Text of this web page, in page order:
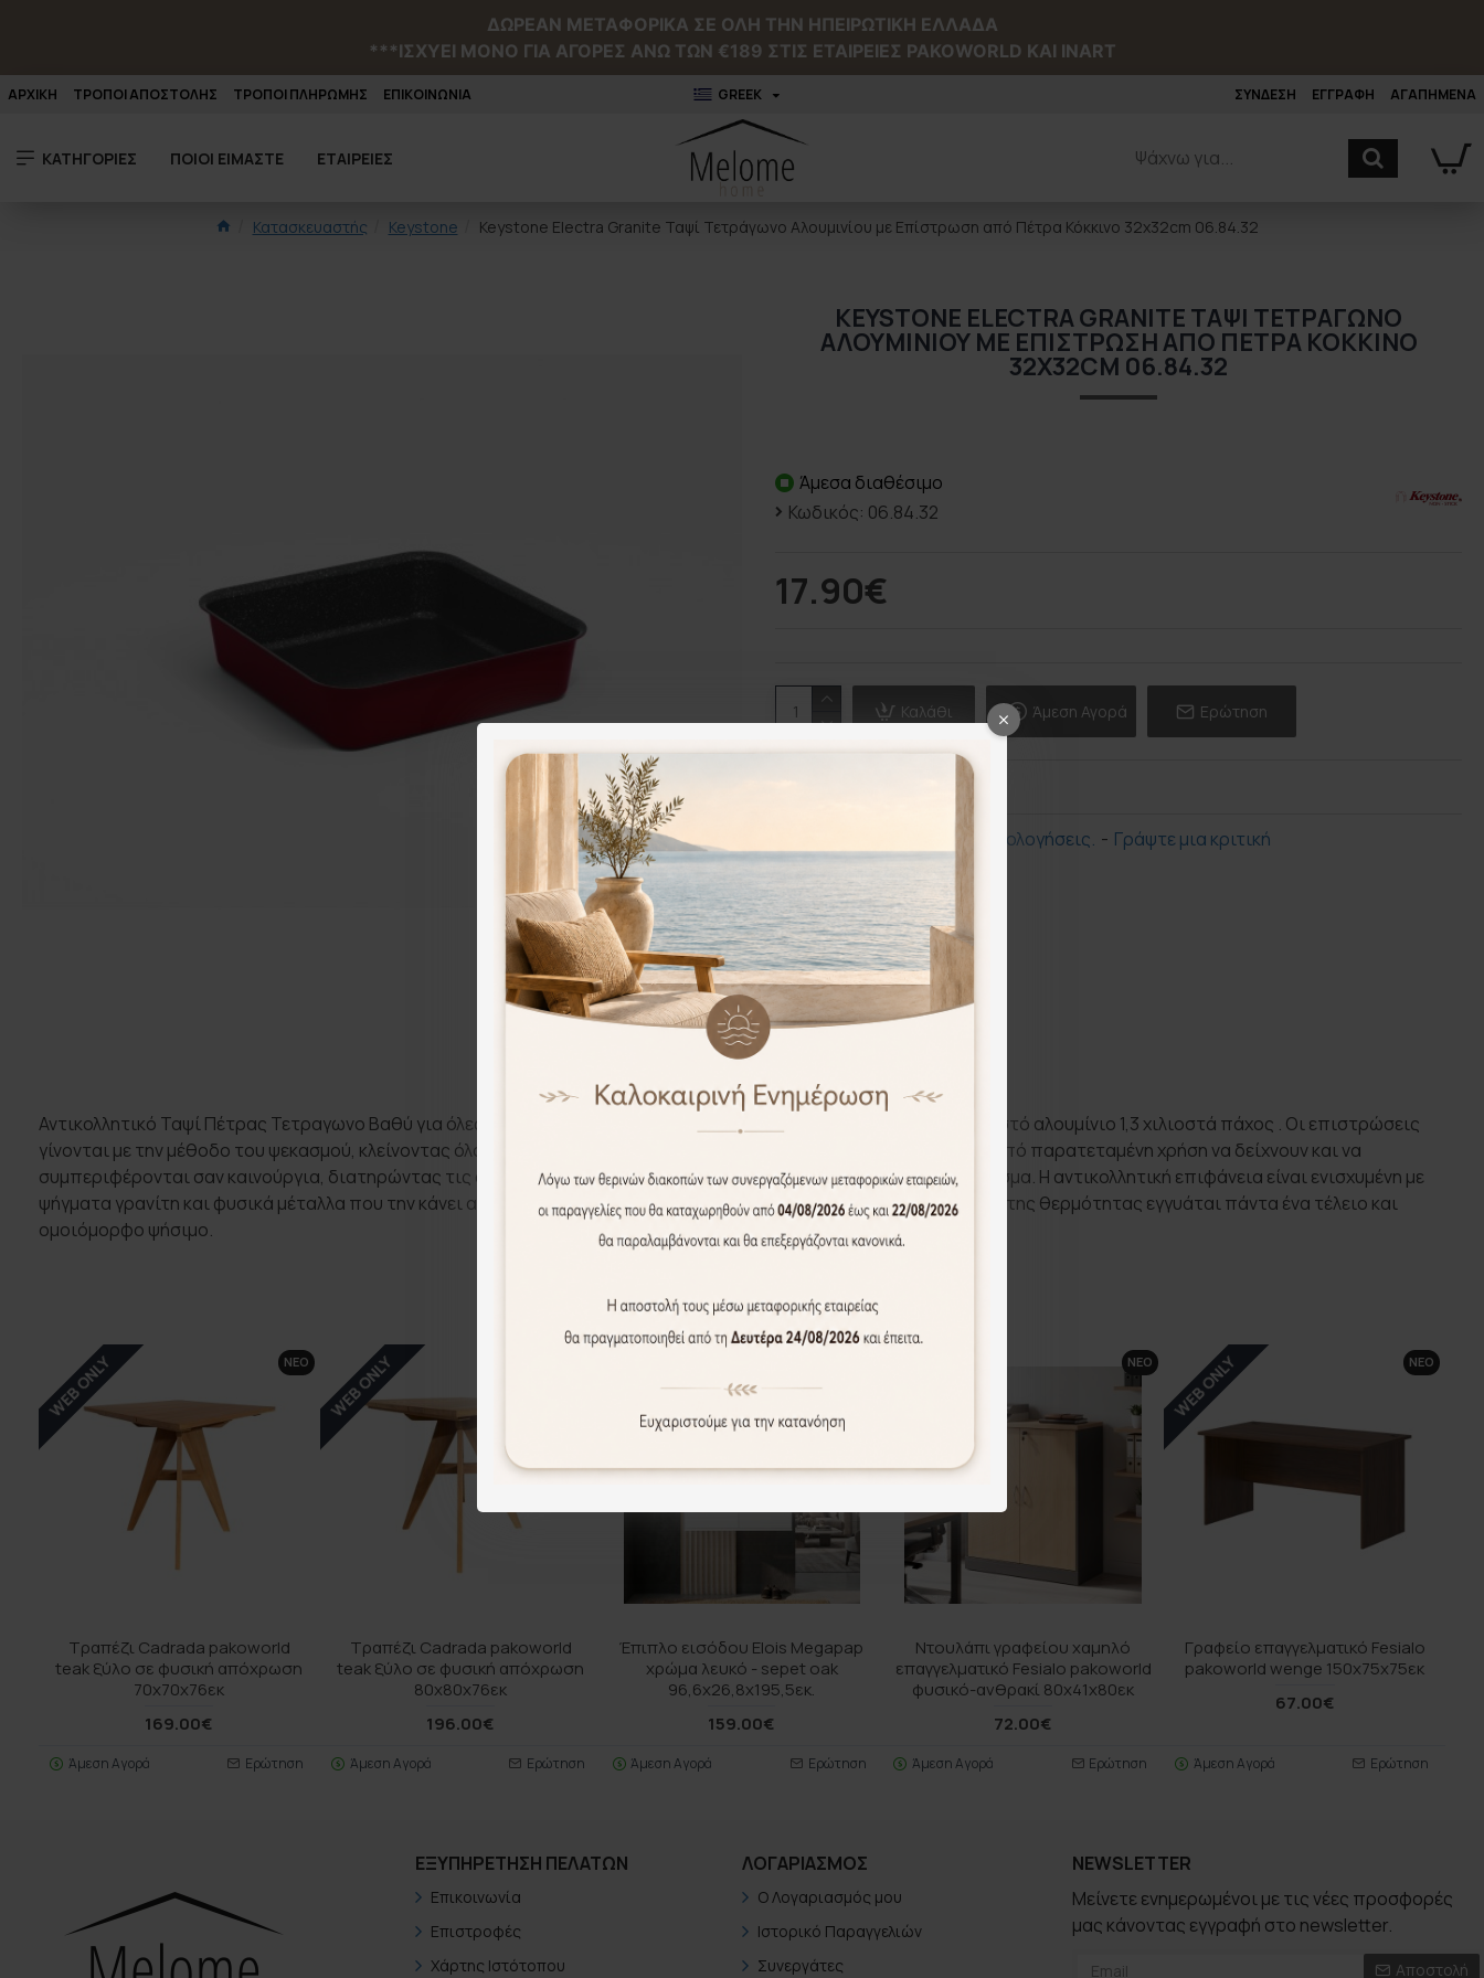
ΔΩΡΕΑΝ ΜΕΤΑΦΟΡΙΚΑ ΣΕ ΟΛΗ ΤΗΝ ΗΠΕΙΡΩΤΙΚΗ ΕΛΛΑΔΑ
***ΙΣΧΥΕΙ MONO ΓΙΑ ΑΓΟΡΕΣ ΑΝΩ ΤΩΝ €189 ΣΤΙΣ ΕΤΑΙΡΕΙΕΣ PAKOWORLD ΚΑΙ INART
ΑΡΧΙΚΗ ΤΡΟΠΟΙ ΑΠΟΣΤΟΛΗΣ ΤΡΟΠΟΙ ΠΛΗΡΩΜΗΣ ΕΠΙΚΟΙΝΩΝΙΑ GREEK ΣΥΝΔΕΣΗ ΕΓΓΡΑΦΗ ΑΓΑΠΗΜΕΝΑ
ΚΑΤΗΓΟΡΙΕΣ ΠΟΙΟΙ ΕΙΜΑΣΤΕ ΕΤΑΙΡΕΙΕΣ
Κατασκευαστής Keystone Keystone Electra Granite Ταψί Τετράγωνο Αλουμινίου με Επίστρωση από Πέτρα Κόκκινο 32x32cm 06.84.32
KEYSTONE ELECTRA GRANITE ΤΑΨΊ ΤΕΤΡΆΓΩΝΟ
ΑΛΟΥΜΙΝΊΟΥ ΜΕ ΕΠΊΣΤΡΩΣΗ ΑΠΌ ΠΈΤΡΑ ΚΌΚΚΙΝΟ
32X32CM 06.84.32
Άμεσα διαθέσιμο
Κωδικός: 06.84.32
Σύμφωνα με 0 αξιολογήσεις. - Γράψτε μια κριτική
17.90€
Καλάθι Άμεση Αγορά Ερώτηση
Αντικολλητικό Ταψί Πέτρας Τετραγωνο Βαθύ για όλες τις χρήσεις στο φούρνο. Είναι κατασκευασμένο από πρεσαριστό αλουμίνιο 1,3 χιλιοστά πάχος . Οι επιστρώσεις
γίνονται με την μέθοδο του ψεκασμού, κλείνοντας όλους τους πόρους, με αποτέλεσμα όλα τα σκεύη ακόμα και μετά από παρατεταμένη χρήση να δείχνουν και να
συμπεριφέρονται σαν καινούργια, διατηρώντας τις αντικολλητικές τους ιδιότητες στο ακέραιο, για εύκολο καθάρισμα. Η αντικολλητική επιφάνεια είναι ενισχυμένη με
ψήγματα γρανίτη και φυσικά μέταλλα που την κάνει ακόμα πιο ανθεκτική σαν πέτρα. Το αλουμίνιο σαν καλός αγωγός της θερμότητας εγγυάται πάντα ένα τέλειο και
ομοιόμορφο ψήσιμο.
Προτίμηση Πελατών
ΝΕΟ
WEB ONLY
Τραπέζι Cadrada pakoworld
teak ξύλο σε φυσική απόχρωση
70x70x76εκ
169.00€
Άμεση Αγορά Ερώτηση
WEB ONLY
Τραπέζι Cadrada pakoworld
teak ξύλο σε φυσική απόχρωση
80x80x76εκ
196.00€
Άμεση Αγορά Ερώτηση
WEB ONLY
Έπιπλο εισόδου Elois Megapap
χρώμα λευκό - sepet oak
96,6x26,8x195,5εκ.
159.00€
Άμεση Αγορά Ερώτηση
ΝΕΟ
Ντουλάπι γραφείου χαμηλό
επαγγελματικό Fesialo pakoworld
φυσικό-ανθρακί 80x41x80εκ
72.00€
Άμεση Αγορά Ερώτηση
ΝΕΟ
WEB ONLY
Γραφείο επαγγελματικό Fesialo
pakoworld wenge 150x75x75εκ
67.00€
Άμεση Αγορά Ερώτηση
ΕΞΥΠΗΡΈΤΗΣΗ ΠΕΛΑΤΏΝ
Επικοινωνία
Επιστροφές
Χάρτης Ιστότοπου
ΛΟΓΑΡΙΑΣΜΟΣ
Ο Λογαριασμός μου
Ιστορικό Παραγγελιών
Συνεργάτες
NEWSLETTER
Μείνετε ενημερωμένοι με τις νέες προσφορές
μας κάνοντας εγγραφή στο newsletter.
Αποστολή